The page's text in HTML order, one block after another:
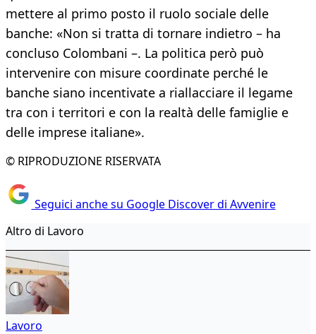
mettere al primo posto il ruolo sociale delle
banche: «Non si tratta di tornare indietro – ha
concluso Colombani –. La politica però può
intervenire con misure coordinate perché le
banche siano incentivate a riallacciare il legame
tra con i territori e con la realtà delle famiglie e
delle imprese italiane».
© RIPRODUZIONE RISERVATA
Seguici anche su Google Discover di Avvenire
Altro di Lavoro
Lavoro